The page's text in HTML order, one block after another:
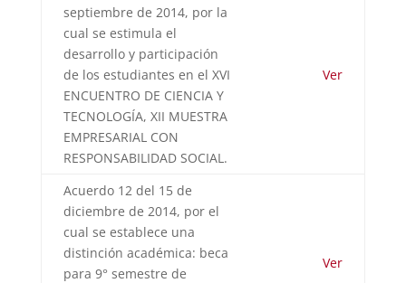
septiembre de 2014, por la
cual se estimula el
desarrollo y participación
de los estudiantes en el XVI
ENCUENTRO DE CIENCIA Y
TECNOLOGÍA, XII MUESTRA
EMPRESARIAL CON
RESPONSABILIDAD SOCIAL.
Ver
Acuerdo 12 del 15 de
diciembre de 2014, por el
cual se establece una
distinción académica: beca
para 9° semestre de
Ver